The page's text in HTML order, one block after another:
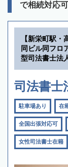
で相続対応
【新栄町駅
同ビル同フロ
型司法書士法
司法書士
駐車場あり 在
全国出張対応可
女性司法書士在籍